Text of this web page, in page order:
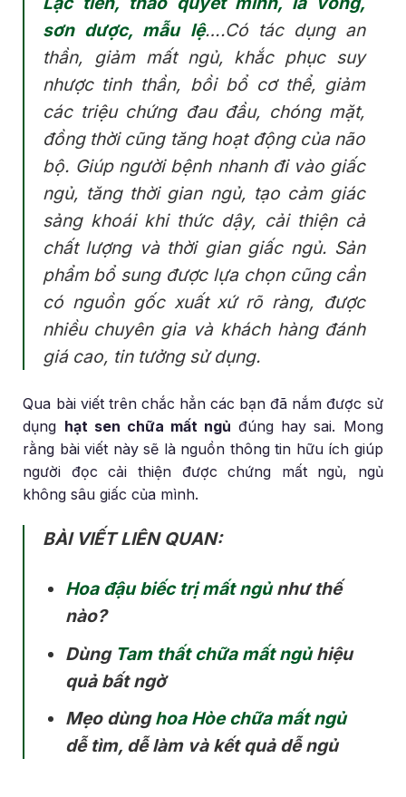
sơn dược, mẫu lệ….Có tác dụng an
thần, giảm mất ngủ, khắc phục suy
nhược tinh thần, bồi bổ cơ thể, giảm
các triệu chứng đau đầu, chóng mặt,
đồng thời cũng tăng hoạt động của não
bộ. Giúp người bệnh nhanh đi vào giấc
ngủ, tăng thời gian ngủ, tạo cảm giác
sảng khoái khi thức dậy, cải thiện cả
chất lượng và thời gian giấc ngủ. Sản
phẩm bổ sung được lựa chọn cũng cần
có nguồn gốc xuất xứ rõ ràng, được
nhiều chuyên gia và khách hàng đánh
giá cao, tin tưởng sử dụng.
Qua bài viết trên chắc hẳn các bạn đã nắm được sử
dụng hạt sen chữa mất ngủ đúng hay sai. Mong
rằng bài viết này sẽ là nguồn thông tin hữu ích giúp
người đọc cải thiện được chứng mất ngủ, ngủ
không sâu giấc của mình.
BÀI VIẾT LIÊN QUAN:
Hoa đậu biếc trị mất ngủnhư thế
nào?
Dùng Tam thất chữa mất ngủhiệu
quả bất ngờ
Mẹo dùnghoa Hòe chữa mất ngủ
dễ tìm, dễ làm và kết quả dễ ngủ